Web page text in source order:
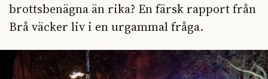
brottsbenägna än rika? En färsk rapport från
Brå väcker liv i en urgammal fråga.